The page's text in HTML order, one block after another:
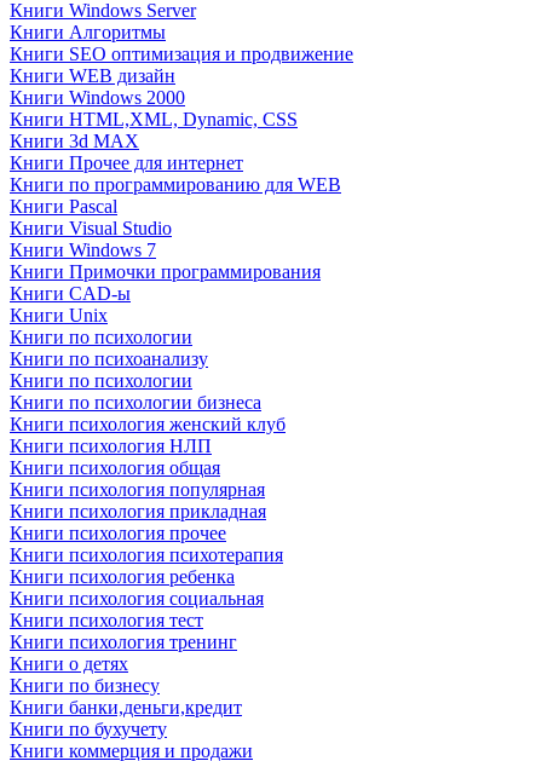
Книги Windows Server
Книги Алгоритмы
Книги SEO оптимизация и продвижение
Книги WEB дизайн
Книги Windows 2000
Книги HTML,XML, Dynamic, CSS
Книги 3d MAX
Книги Прочее для интернет
Книги по программированию для WEB
Книги Pascal
Книги Visual Studio
Книги Windows 7
Книги Примочки программирования
Книги CAD-ы
Книги Unix
Книги по психологии
Книги по психоанализу
Книги по психологии
Книги по психологии бизнеса
Книги психология женский клуб
Книги психология НЛП
Книги психология общая
Книги психология популярная
Книги психология прикладная
Книги психология прочее
Книги психология психотерапия
Книги психология ребенка
Книги психология социальная
Книги психология тест
Книги психология тренинг
Книги о детях
Книги по бизнесу
Книги банки,деньги,кредит
Книги по бухучету
Книги коммерция и продажи